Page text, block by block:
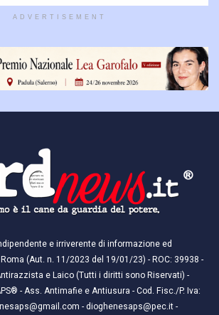
ADVERTISEMENT
e irriverente di informazione ed
(Aut. n. 11/2023 del 19/01/23) - ROC: 39938 -
e Laico (Tutti i diritti sono Riservati) -
- Ass. Antimafie e Antiusura - Cod. Fisc./P. Iva:
- dioghenesaps@pec.it -